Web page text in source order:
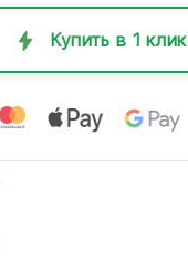
Купить в 1 клик